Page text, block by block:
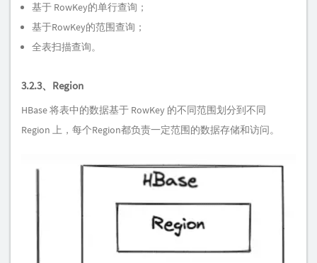
基于 RowKey的单行查询；
基于RowKey的范围查询；
全表扫描查询。
3.2.3、Region
HBase 将表中的数据基于 RowKey 的不同范围划分到不同
Region 上，每个Region都负责一定范围的数据存储和访问。